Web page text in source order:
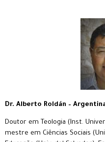
Dr. Alberto Roldán –
Doutor em Teologia (Inst.
mestre em Ciências Sociais